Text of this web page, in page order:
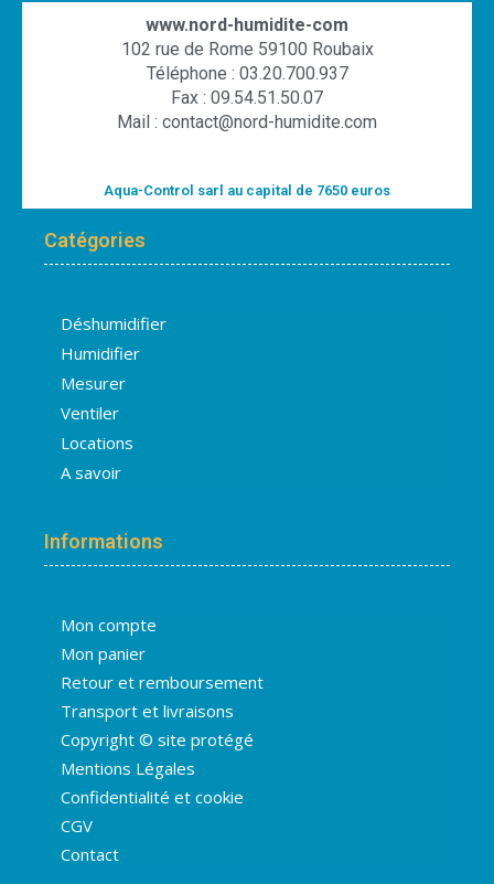
www.nord-humidite-com
102 rue de Rome 59100 Roubaix
Téléphone : 03.20.700.937
Fax : 09.54.51.50.07
Mail : contact@nord-humidite.com
Aqua-Control sarl au capital de 7650 euros
Catégories
Déshumidifier
Humidifier
Mesurer
Ventiler
Locations
A savoir
Informations
Mon compte
Mon panier
Retour et remboursement
Transport et livraisons
Copyright © site protégé
Mentions Légales
Confidentialité et cookie
CGV
Contact